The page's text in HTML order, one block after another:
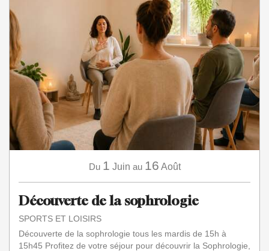
Du 1 Juin au 16 Août
Découverte de la sophrologie
SPORTS ET LOISIRS
Découverte de la sophrologie tous les mardis de 15h à
15h45 Profitez de votre séjour pour découvrir la Sophrologie,